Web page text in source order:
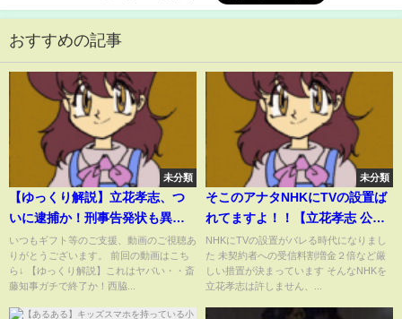
おすすめの記事
未分類
【ゆっくり解説】立花孝志、つ
いに逮捕か！刑事告発状も異例
の早さで受理受理され、特捜な
どが積極的に捜査する模様！！
豚箱で年越しの可能性が濃厚ｗ
いつもギフト等のご支援、動画のご視聴あ
りがとうございます。 前回の動画はこち
ら↓ 【ゆっくり解説】これはヤバい・・斎
藤知事ガチで終了か！西脇...
未分類
そこのアナタNHKにTVの設置ば
れてますよ！！【立花孝志 公
認】【NHK党】【切り抜き】
NHK未契約者 受信料 割増金２倍
NHKにTVの設置がバレる時代になりまし
た 未契約者への受信料割増金２倍など厳
しい措置が決まっています そんなNHKを
立花孝志は許しません、...